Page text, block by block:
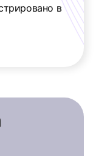
в